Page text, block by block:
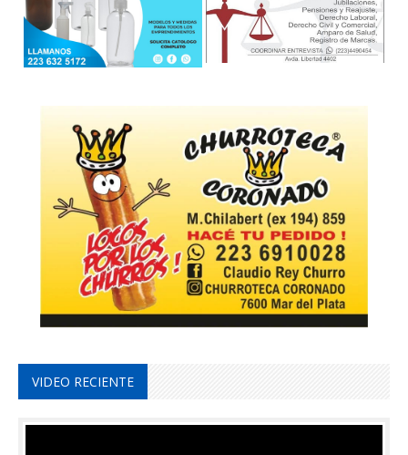
VIDEO RECIENTE